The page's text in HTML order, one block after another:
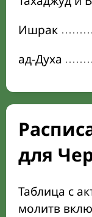
Ишрак
ад-Духа
для
Таблица с
молитв